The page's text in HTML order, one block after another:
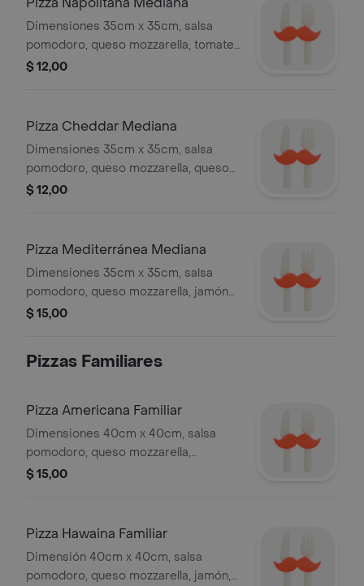
Dimensiones 35cm x 35cm, salsa
pomodoro, queso mozzarella, tomate,
albahaca, orégano, pimienta.
$ 12,00
Pizza Cheddar Mediana
Dimensiones 35cm x 35cm, salsa
pomodoro, queso mozzarella, queso
cheddar y jamón.
$ 12,00
Pizza Mediterránea Mediana
Dimensiones 35cm x 35cm, salsa
pomodoro, queso mozzarella, jamón
serrano y aceitunas negras.
$ 15,00
Pizzas Familiares
Pizza Americana Familiar
Dimensiones 40cm x 40cm, salsa
pomodoro, queso mozzarella,
pepperoni.
$ 15,00
Pizza Hawaina Familiar
Dimensión 40cm x 40cm, salsa
pomodoro, queso mozzarella, jamón,